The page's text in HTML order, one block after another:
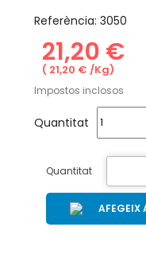
Referència: 3050
21,20 €
( 21,20 € /Kg)
Impostos inclosos
Quantitat
Quantitat
AFEGEIX